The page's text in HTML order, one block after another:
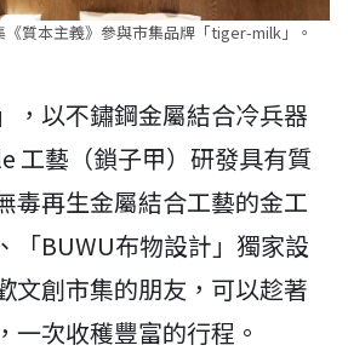
質本主義》參與市集品牌「tiger-milk」。
，以不鏽鋼金屬結合冷兵器
工藝（鎖子甲）研發具有質
毒再生金屬結合工藝的金工
「BUWU布物設計」獨家設
文創市集的朋友，可以趁著
一次收穫豐富的行程。